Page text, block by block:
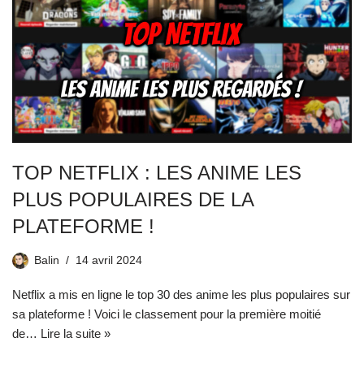
TOP NETFLIX : LES ANIME LES
PLUS POPULAIRES DE LA
PLATEFORME !
Balin 14 avril 2024
Netflix a mis en ligne le top 30 des anime les plus populaires sur
sa plateforme ! Voici le classement pour la première moitié
de… Lire la suite »